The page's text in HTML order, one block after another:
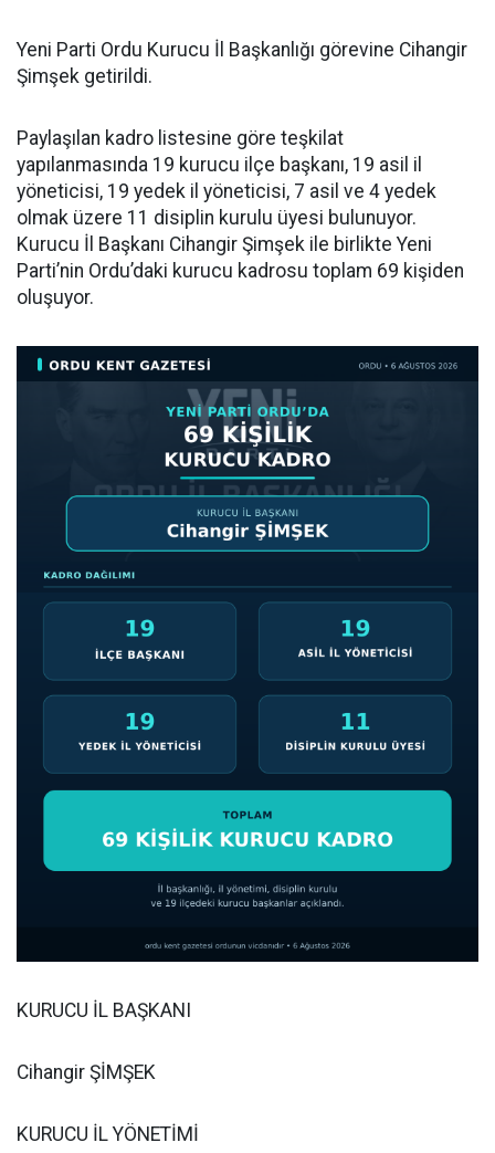
Yeni Parti Ordu Kurucu İl Başkanlığı görevine Cihangir
Şimşek getirildi.
Paylaşılan kadro listesine göre teşkilat
yapılanmasında 19 kurucu ilçe başkanı, 19 asil il
yöneticisi, 19 yedek il yöneticisi, 7 asil ve 4 yedek
olmak üzere 11 disiplin kurulu üyesi bulunuyor.
Kurucu İl Başkanı Cihangir Şimşek ile birlikte Yeni
Parti’nin Ordu’daki kurucu kadrosu toplam 69 kişiden
oluşuyor.
KURUCU İL BAŞKANI
Cihangir ŞİMŞEK
KURUCU İL YÖNETİMİ